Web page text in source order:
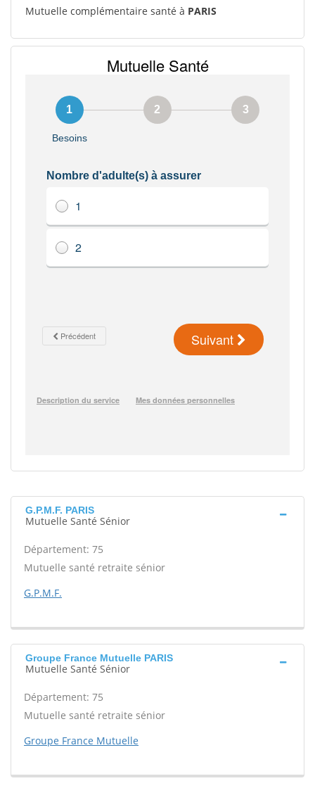
Mutuelle complémentaire santé à PARIS
G.P.M.F. PARIS
Mutuelle Santé Sénior
Département: 75
Mutuelle santé retraite sénior
G.P.M.F.
Groupe France Mutuelle PARIS
Mutuelle Santé Sénior
Département: 75
Mutuelle santé retraite sénior
Groupe France Mutuelle